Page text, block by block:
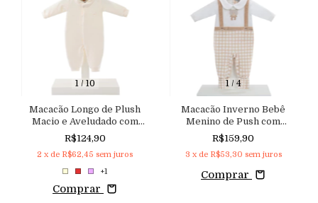
1/ 10
Macacão Longo de Plush
Macio e Aveludado com
Bunda Bordada
R$124,90
2 x de R$62,45 sem juros
+1
Comprar
1/ 4
Macacão Inverno Bebê
Menino de Push com
Abertura nas Costas
Aconchego
R$159,90
3 x de R$53,30 sem juros
Comprar